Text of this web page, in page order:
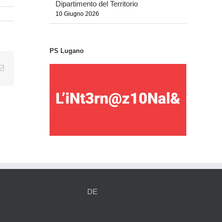
Email
Dipartimento del Territorio
10 Giugno 2026
PS Lugano
DE